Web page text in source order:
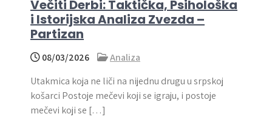
Večiti Derbi: Taktička, Psihološka
i Istorijska Analiza Zvezda –
Partizan
08/03/2026
Analiza
Utakmica koja ne liči na nijednu drugu u srpskoj
košarci Postoje mečevi koji se igraju, i postoje
mečevi koji se […]